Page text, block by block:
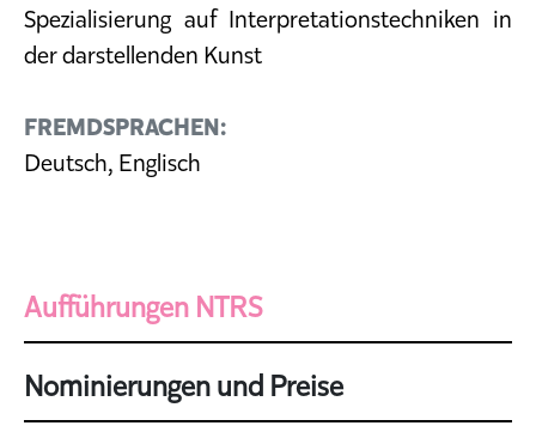
Spezialisierung auf Interpretationstechniken in
der darstellenden Kunst
FREMDSPRACHEN:
Deutsch, Englisch
Aufführungen NTRS
Nominierungen und Preise